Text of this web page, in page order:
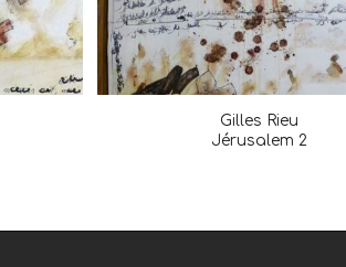
Gilles Rieu
Jérusalem 2